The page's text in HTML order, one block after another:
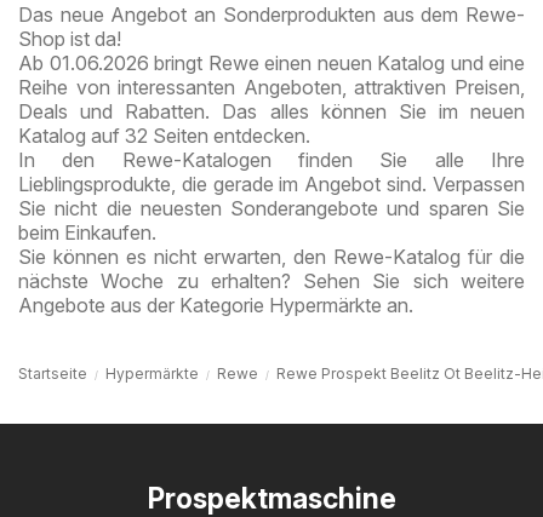
Das neue Angebot an Sonderprodukten aus dem Rewe-
Shop ist da!
Ab 01.06.2026 bringt Rewe einen neuen Katalog und eine
Reihe von interessanten Angeboten, attraktiven Preisen,
Deals und Rabatten. Das alles können Sie im neuen
Katalog auf 32 Seiten entdecken.
In den Rewe-Katalogen finden Sie alle Ihre
Lieblingsprodukte, die gerade im Angebot sind. Verpassen
Sie nicht die neuesten Sonderangebote und sparen Sie
beim Einkaufen.
Sie können es nicht erwarten, den Rewe-Katalog für die
nächste Woche zu erhalten? Sehen Sie sich weitere
Angebote aus der Kategorie Hypermärkte an.
Startseite Hypermärkte Rewe Rewe Prospekt Beelitz Ot Beelitz-
Prospektmaschine